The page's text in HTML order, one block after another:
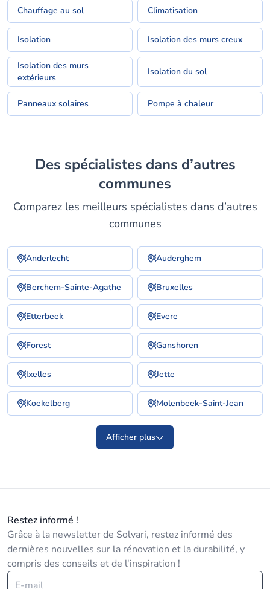
Chauffage au sol Climatisation
Isolation Isolation des murs creux
Isolation des murs
extérieurs
Isolation du sol
Panneaux solaires Pompe à chaleur
Des spécialistes dans d’autres
communes
Comparez les meilleurs spécialistes dans d’autres
communes
Anderlecht Auderghem
Berchem-Sainte-Agathe Bruxelles
Etterbeek Evere
Forest Ganshoren
Ixelles Jette
Koekelberg Molenbeek-Saint-Jean
Afficher plus
Restez informé !
Grâce à la newsletter de Solvari, restez informé des
dernières nouvelles sur la rénovation et la durabilité, y
compris des conseils et de l'inspiration !